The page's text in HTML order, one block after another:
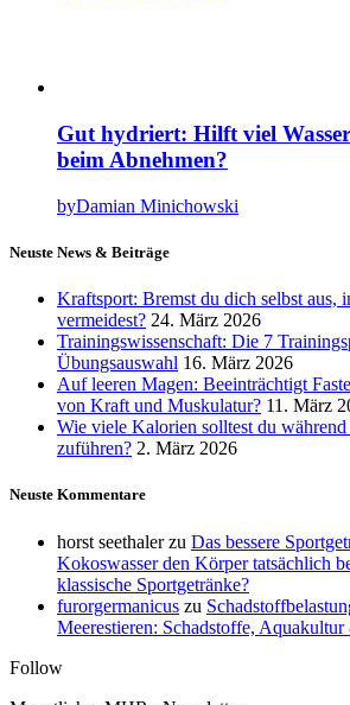
Gut hydriert: Hilft viel
beim Abnehmen?
byDamian Minichowski
Neuste News & Beiträge
Kraftsport: Bremst du dich selbst aus,
vermeidest? 24. März 2026
Trainingswissenschaft: Die 7
Übungsauswahl 16. März 2026
Auf leeren Magen: Beeinträchtigt
von Kraft und Muskulatur? 11. März
Wie viele Kalorien solltest du während
zuführen? 2. März 2026
Neuste Kommentare
horst seethalerzu Das bessere
Kokoswasser den Körper tatsächlich
klassische Sportgetränke?
furorgermanicus zu
Meerestieren: Schadstoffe, Aquakultur
Follow